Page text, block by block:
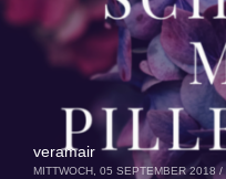
veramair
MITTWOCH, 05 SEPTEMBER 2018 /